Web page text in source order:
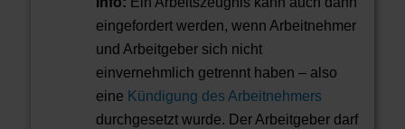
eingefordert werden, wenn Arbeitnehmer
und Arbeitgeber sich nicht
einvernehmlich getrennt haben – also
eine Kündigung des Arbeitnehmers
durchgesetzt wurde. Der Arbeitgeber darf